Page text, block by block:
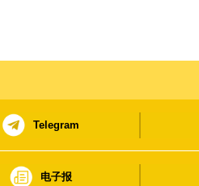
Telegram
电子报